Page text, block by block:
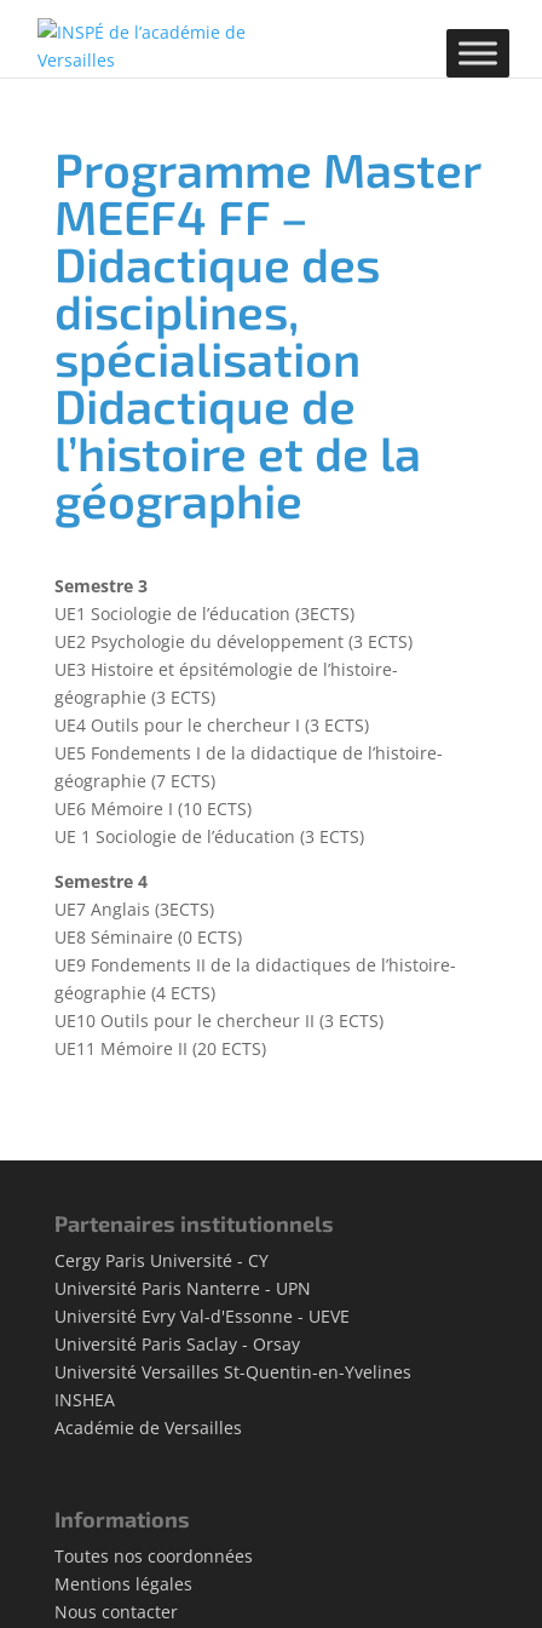
Programme Master
MEEF4 FF –
Didactique des
disciplines,
spécialisation
Didactique de
l’histoire et de la
géographie
Semestre 3
UE1 Sociologie de l’éducation (3ECTS)
UE2 Psychologie du développement (3 ECTS)
UE3 Histoire et épsitémologie de l’histoire-
géographie (3 ECTS)
UE4 Outils pour le chercheur I (3 ECTS)
UE5 Fondements I de la didactique de l’histoire-
géographie (7 ECTS)
UE6 Mémoire I (10 ECTS)
UE 1 Sociologie de l’éducation (3 ECTS)
Semestre 4
UE7 Anglais (3ECTS)
UE8 Séminaire (0 ECTS)
UE9 Fondements II de la didactiques de l’histoire-
géographie (4 ECTS)
UE10 Outils pour le chercheur II (3 ECTS)
UE11 Mémoire II (20 ECTS)
Partenaires institutionnels
Cergy Paris Université - CY
Université Paris Nanterre - UPN
Université Evry Val-d'Essonne - UEVE
Université Paris Saclay - Orsay
Université Versailles St-Quentin-en-Yvelines
INSHEA
Académie de Versailles
Informations
Toutes nos coordonnées
Mentions légales
Nous contacter